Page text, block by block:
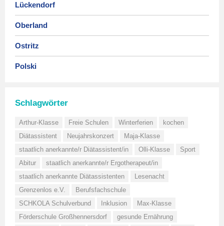
Lückendorf
Oberland
Ostritz
Polski
Schlagwörter
Arthur-Klasse Freie Schulen Winterferien
kochen
Diätassistent
Neujahrskonzert
Maja-Klasse
staatlich anerkannte/r Diätassistent/in
Olli-Klasse
Sport
Abitur
staatlich anerkannte/r Ergotherapeut/in
staatlich anerkannte Diätassistenten
Lesenacht
Grenzenlos e.V.
Berufsfachschule
SCHKOLA Schulverbund
Inklusion
Max-Klasse
Förderschule Großhennersdorf
gesunde Ernährung